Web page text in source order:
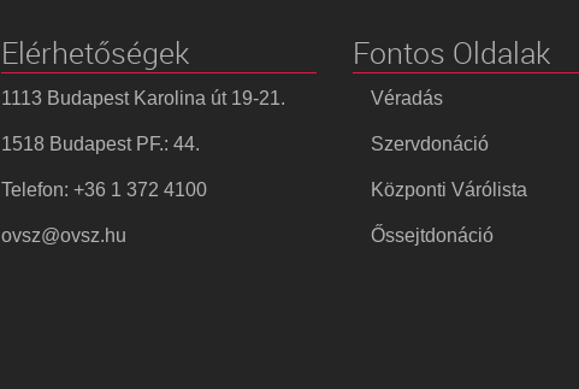
Elérhetőségek
1113 Budapest Karolina út 19-21.
1518 Budapest PF.: 44.
Telefon: +36 1 372 4100
ovsz@ovsz.hu
Fontos Oldalak
Véradás
Szervdonáció
Központi Várólista
Őssejtdonáció